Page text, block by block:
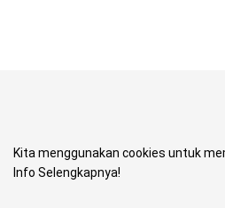
Kita menggunakan cookies untuk
Info Selengkapnya!